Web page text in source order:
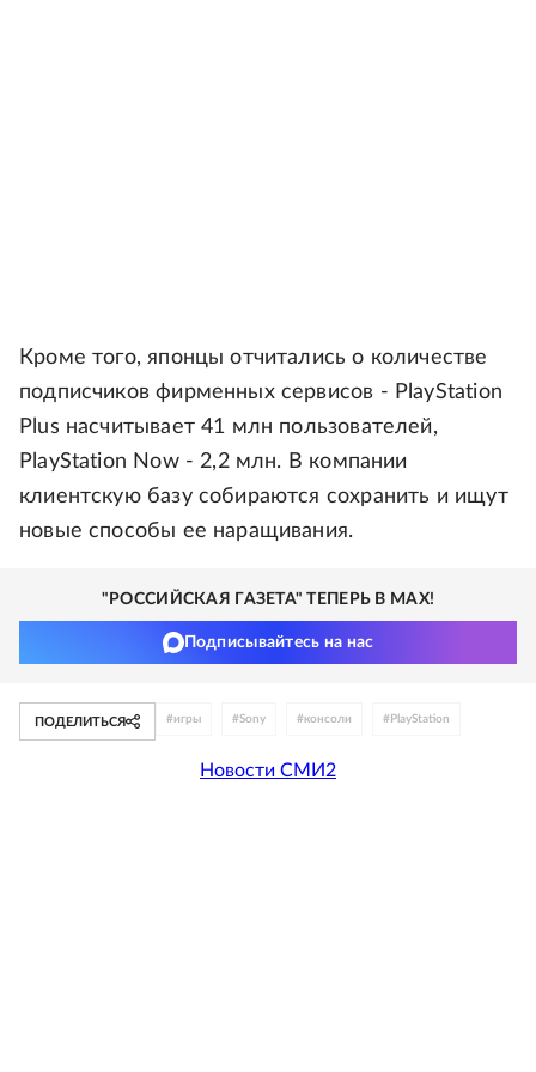
Кроме того, японцы отчитались о количестве
подписчиков фирменных сервисов - PlayStation
Plus насчитывает 41 млн пользователей,
PlayStation Now - 2,2 млн. В компании
клиентскую базу собираются сохранить и ищут
новые способы ее наращивания.
"РОССИЙСКАЯ ГАЗЕТА" ТЕПЕРЬ В MAX!
Подписывайтесь на нас
ПОДЕЛИТЬСЯ #игры #Sony #консоли # PlayStation
Новости СМИ2